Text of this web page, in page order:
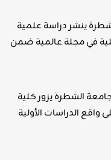
ينشر دراسة علمية
في مجلة عالمية ضمن
الشطرة يزور كلية
واقع الدراسات الأولية